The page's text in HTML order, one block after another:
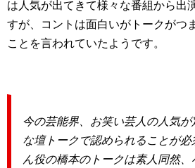
は人気が出てきて様々な番組から出
すが、コントは面白いがトークがつ
ことを言われていたようです。
今の芸能界、お笑い芸人の人気
な壇トークで認められることが
ん役の橋本のトークは素人同然